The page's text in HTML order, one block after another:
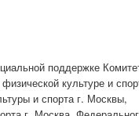
поддержке
культуре и
и спорта г. Москвы,